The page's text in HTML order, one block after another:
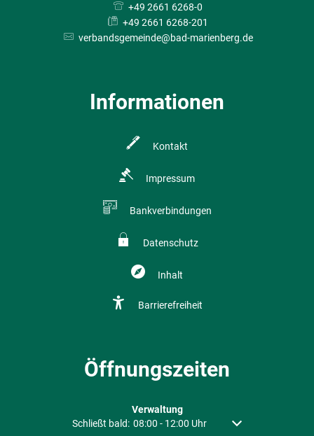
+49 2661 6268-0
+49 2661 6268-201
verbandsgemeinde@bad-marienberg.de
Informationen
Kontakt
Impressum
Bankverbindungen
Datenschutz
Inhalt
Barrierefreiheit
Öffnungszeiten
Verwaltung
Klicken, um weitere Öffnungs- oder Schließzeiten
Schließt bald: 08:00 - 12:00 Uhr Von 08:00 bis 12:00